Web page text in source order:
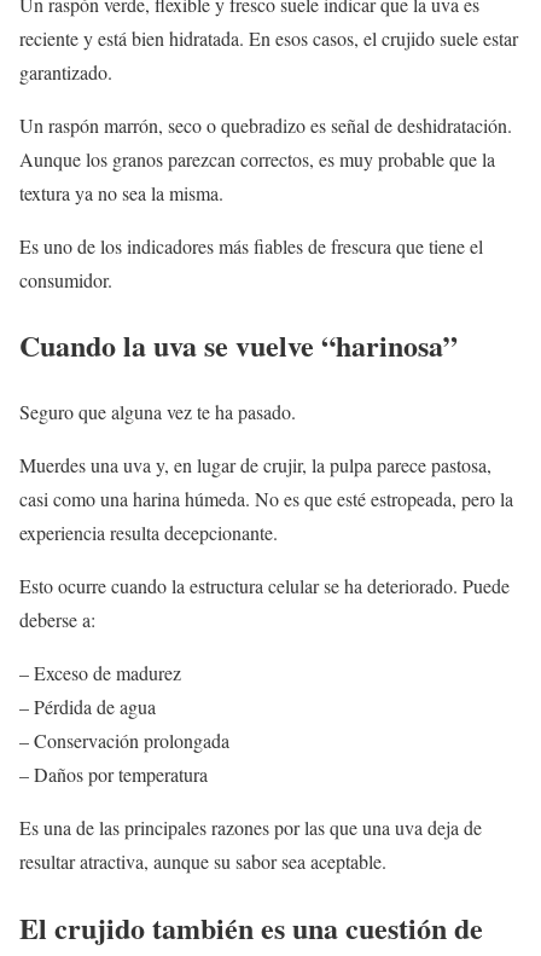
reciente y está bien hidratada. En esos casos, el crujido suele estar
garantizado.
Un raspón marrón, seco o quebradizo es señal de deshidratación.
Aunque los granos parezcan correctos, es muy probable que la
textura ya no sea la misma.
Es uno de los indicadores más fiables de frescura que tiene el
consumidor.
Cuando la uva se vuelve “harinosa”
Seguro que alguna vez te ha pasado.
Muerdes una uva y, en lugar de crujir, la pulpa parece pastosa,
casi como una harina húmeda. No es que esté estropeada, pero la
experiencia resulta decepcionante.
Esto ocurre cuando la estructura celular se ha deteriorado. Puede
deberse a:
– Exceso de madurez
– Pérdida de agua
– Conservación prolongada
– Daños por temperatura
Es una de las principales razones por las que una uva deja de
resultar atractiva, aunque su sabor sea aceptable.
El crujido también es una cuestión de